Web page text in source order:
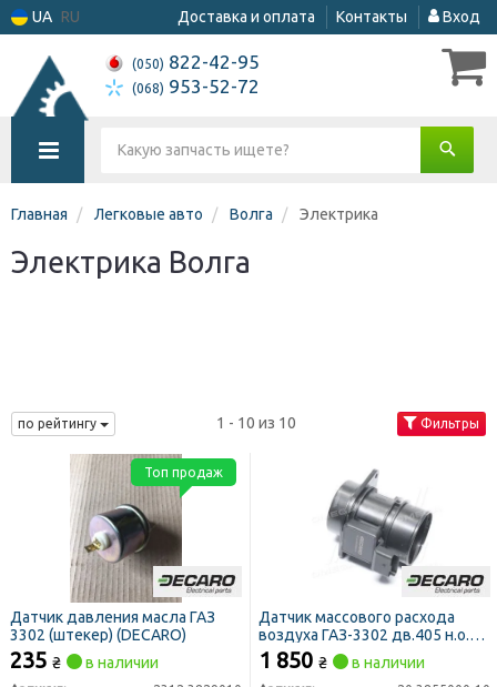
UA RU Доставка и оплата Контакты Вход
(050) 822-42-95
(068) 953-52-72
Главная Легковые авто Волга Электрика
Электрика Волга
по рейтингу 1 - 10 из 10 Фильтры
Датчик давления масла ГАЗ
3302 (штекер) (DECARO)
235 ₴ в наличии
Топ продаж
Датчик массового расхода
воздуха ГАЗ-3302 дв.405 н.о.
Евро-2 (DECARO)
1 850 ₴ в наличии